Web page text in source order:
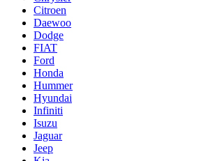
Citroen
Daewoo
Dodge
FIAT
Ford
Honda
Hummer
Hyundai
Infiniti
Isuzu
Jaguar
Jeep